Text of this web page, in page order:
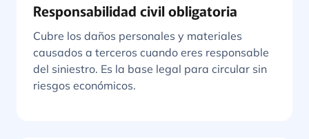
Responsabilidad civil obligatoria
Cubre los daños personales y materiales
causados a terceros cuando eres responsable
del siniestro. Es la base legal para circular sin
riesgos económicos.